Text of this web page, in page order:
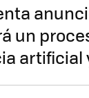
un
artificial